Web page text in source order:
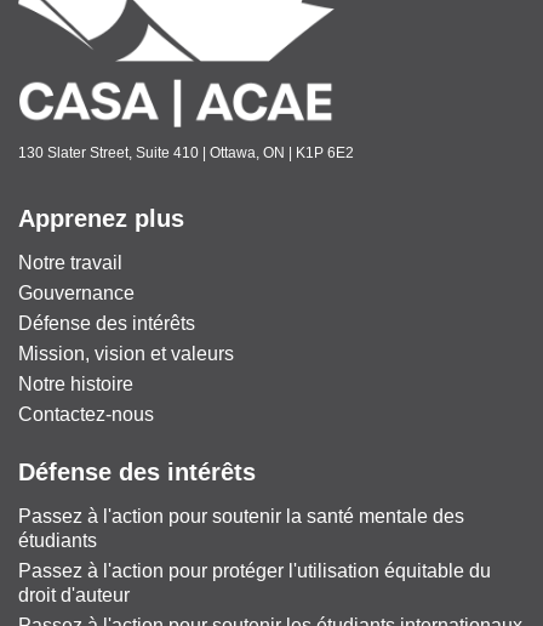
130 Slater Street, Suite 410 | Ottawa, ON | K1P 6E2
Apprenez plus
Notre travail
Gouvernance
Défense des intérêts
Mission, vision et valeurs
Notre histoire
Contactez-nous
Défense des intérêts
Passez à l'action pour soutenir la santé mentale des
étudiants
Passez à l'action pour protéger l'utilisation équitable du
droit d'auteur